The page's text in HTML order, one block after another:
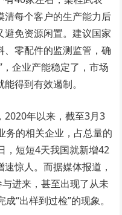
清每个客户的生产能力后
避免资源闲置。建议国家
零配件的监测监管，确
企业产能稳定了，市场
得到有效遏制。
年以来，截至3月3
务的相关企业，占总量的
，短短4天我国就新增42
惊人。而据媒体报道，
进来，甚至出现了从未
“出样到过检”的现象。